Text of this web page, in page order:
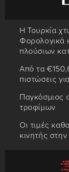
Η Τουρκία
Φορολογικά
πλούσιων
Από τα
πιστώσεις
Παγκόσμιος
τροφίμων
Οι τιμές
κινητής